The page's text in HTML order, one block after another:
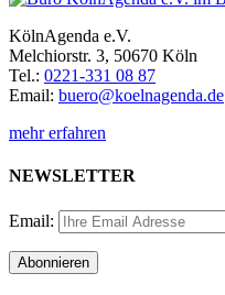
KölnAgenda e.V.
Melchiorstr. 3, 50670 Köln
Tel.: 0221-331 08 87
Email: buero@koelnagenda.de
mehr erfahren
NEWSLETTER
Email: